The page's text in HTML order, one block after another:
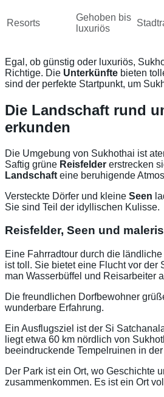
Resorts
Gehoben bis
luxuriös
Egal, ob günstig oder luxuriös,
Richtige. Die Unterkünfte bieten
sind der perfekte Startpunkt, um
Die Landschaft rund
erkunden
Die Umgebung von Sukhothai ist
Saftig grüne Reisfelder erstrecken
Landschaft eine beruhigende
Versteckte Dörfer und kleine Seen
Sie sind Teil der idyllischen Kulisse.
Reisfelder, Seen und
Eine Fahrradtour durch die
ist toll. Sie bietet eine Flucht vor der
man Wasserbüffel und Reisarbeiter
Die freundlichen Dorfbewohner
wunderbare Erfahrung.
Ein Ausflugsziel ist der Si
liegt etwa 60 km nördlich von
beeindruckende Tempelruinen in der
Der Park ist ein Ort, wo Geschichte
zusammenkommen. Es ist ein Ort